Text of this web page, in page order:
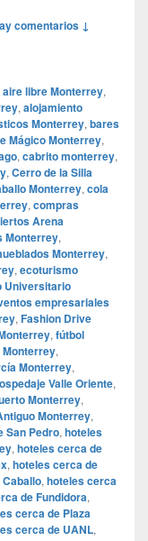
comentarios ↓
libre Monterrey,
, alojamiento
Monterrey, bares
Mágico Monterrey,
, cabrito monterrey,
, Cerro de la Silla
Monterrey, cola
, compras
Arena
Monterrey,
Monterrey,
, ecoturismo
Universitario
empresariales
, Fashion Drive
, fútbol
,
Monterrey,
Valle Oriente,
Monterrey,
Monterrey,
San Pedro, hoteles
, hoteles cerca de
, hoteles cerca de
, hoteles cerca
de Fundidora,
cerca de Plaza
cerca de UANL,